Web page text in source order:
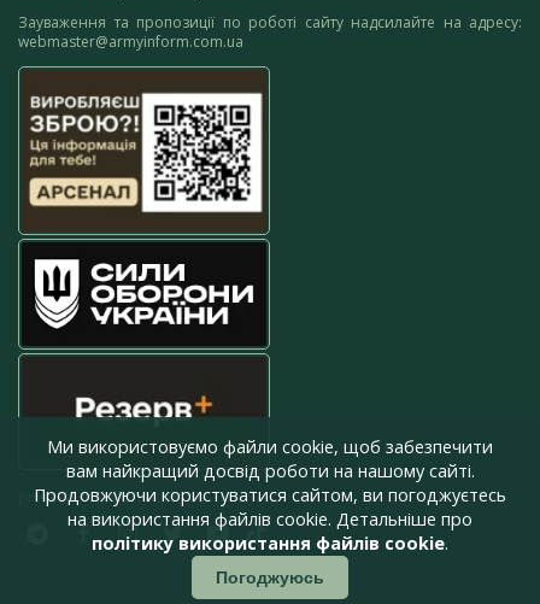
Зауваження та пропозиції по роботі сайту надсилайте на адресу:
webmaster@armyinform.com.ua
press@armyinform.com.ua
Ми використовуємо файли cookie, щоб забезпечити
вам найкращий досвід роботи на нашому сайті.
Продовжуючи користуватися сайтом, ви погоджуєтесь
на використання файлів cookie. Детальніше про
політику використання файлів cookie.
Погоджуюсь